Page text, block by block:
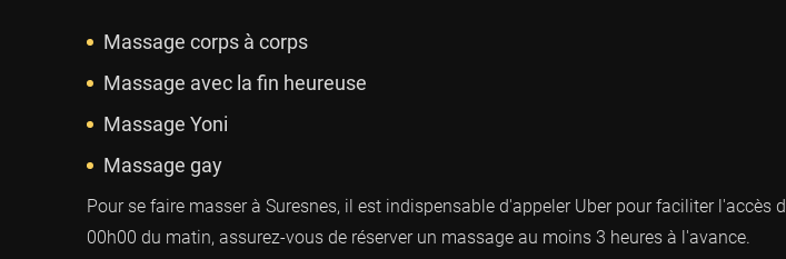
Massage corps à corps
Massage avec la fin heureuse
Massage Yoni
Massage gay
Pour se faire masser à Suresnes, il est indispensable d'appeler Uber pour faciliter
00h00 du matin, assurez-vous de réserver un massage au moins 3 heures à l'avance.